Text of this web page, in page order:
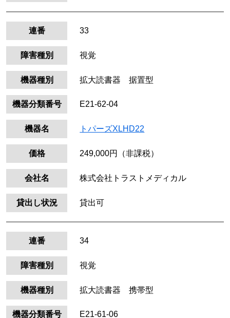
連番 33
障害種別 視覚
機器種別 拡大読書器 据置型
機器分類番号 E21-62-04
機器名 トパーズXLHD22
価格 249,000円（非課税）
会社名 株式会社トラストメディカル
貸出し状況 貸出可
連番 34
障害種別 視覚
機器種別 拡大読書器 携帯型
機器分類番号 E21-61-06